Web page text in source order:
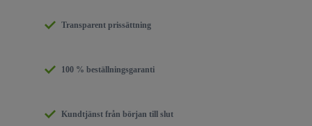
Transparent prissättning
100 % beställningsgaranti
Kundtjänst från början till slut